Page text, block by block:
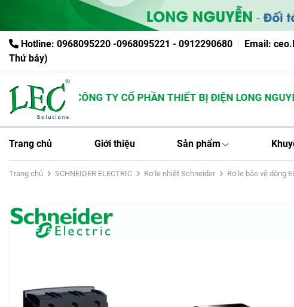
Hotline: 0968095220 -0968095221 - 0912290680 Email:
Thứ bảy)
CÔNG TY CỔ PHẦN THIẾT BỊ ĐIỆN LONG NGUYỄN
Trang chủ Giới thiệu Sản phẩm
Trang chủ SCHNEIDER ELECTRIC Rơ le nhiệt Schneider Rơ le bảo vệ dòng